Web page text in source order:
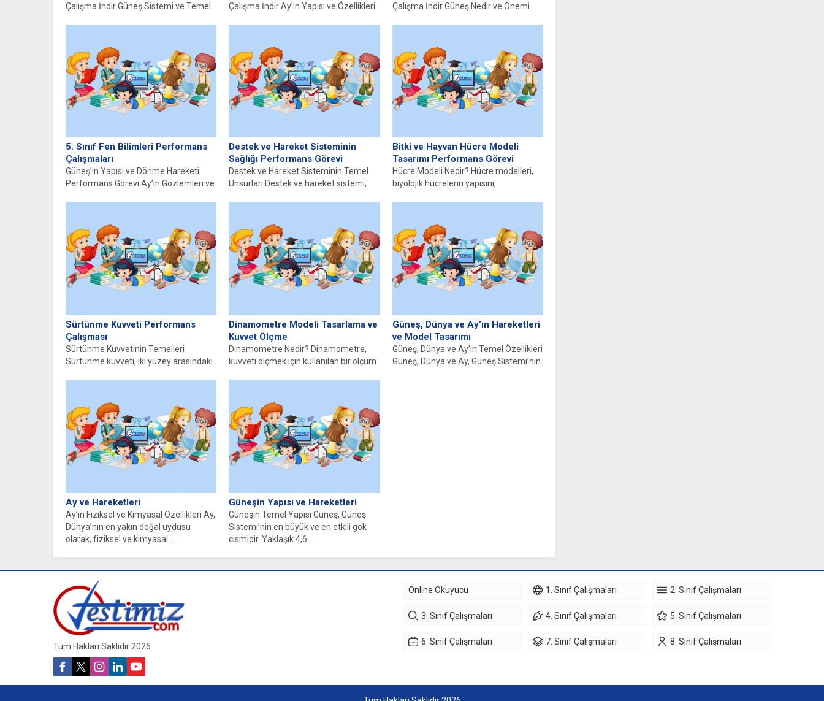
Çalışma İndir Güneş Sistemi ve Temel
Çalışma İndir Ay’ın Yapısı ve Özellikleri
Çalışma İndir Güneş Nedir ve Önemi
5. Sınıf Fen Bilimleri Performans
Çalışmaları
Güneş’in Yapısı ve Dönme Hareketi
Performans Görevi Ay’ın Gözlemleri ve
Destek ve Hareket Sisteminin
Sağlığı Performans Görevi
Destek ve Hareket Sisteminin Temel
Unsurları Destek ve hareket sistemi,
Bitki ve Hayvan Hücre Modeli
Tasarımı Performans Görevi
Hücre Modeli Nedir? Hücre modelleri,
biyolojik hücrelerin yapısını,
Sürtünme Kuvveti Performans
Çalışması
Sürtünme Kuvvetinin Temelleri
Sürtünme kuvveti, iki yüzey arasındaki
Dinamometre Modeli Tasarlama ve
Kuvvet Ölçme
Dinamometre Nedir? Dinamometre,
kuvveti ölçmek için kullanılan bir ölçüm
Güneş, Dünya ve Ay’ın Hareketleri
ve Model Tasarımı
Güneş, Dünya ve Ay’ın Temel Özellikleri
Güneş, Dünya ve Ay, Güneş Sistemi’nin
Ay ve Hareketleri
Ay’ın Fiziksel ve Kimyasal Özellikleri Ay,
Dünya’nın en yakın doğal uydusu
olarak, fiziksel ve kimyasal...
Güneşin Yapısı ve Hareketleri
Güneşin Temel Yapısı Güneş, Güneş
Sistemi’nin en büyük ve en etkili gök
cismidir. Yaklaşık 4,6...
Tüm Hakları Saklıdır 2026
Online Okuyucu 1. Sınıf Çalışmaları 2. Sınıf Çalışmaları
3. Sınıf Çalışmaları 4. Sınıf Çalışmaları 5. Sınıf Çalışmaları
6. Sınıf Çalışmaları 7. Sınıf Çalışmaları 8. Sınıf Çalışmaları